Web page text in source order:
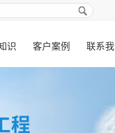
识 客户案例 联系我